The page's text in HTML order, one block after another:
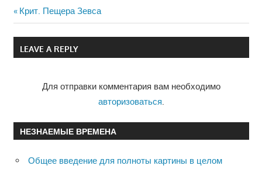
Навигация
по
Previous
Post:
Крит. Пещера Зевса
LEAVE A REPLY
Для отправки комментария вам необходимо
авторизоваться
НЕЗНАЕМЫЕ ВРЕМЕНА
Общее введение для полноты картины в целом